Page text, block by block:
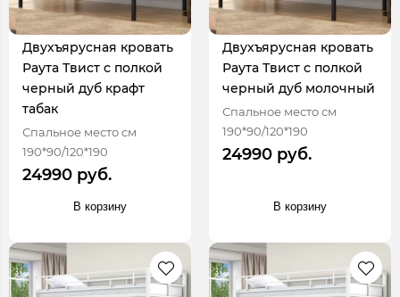
Двухъярусная кровать
Раута Твист с полкой
черный дуб крафт
табак
Спальное место см
190*90/120*190
24990 руб.
В корзину
Двухъярусная кровать
Раута Твист с полкой
черный дуб молочный
Спальное место см
190*90/120*190
24990 руб.
В корзину